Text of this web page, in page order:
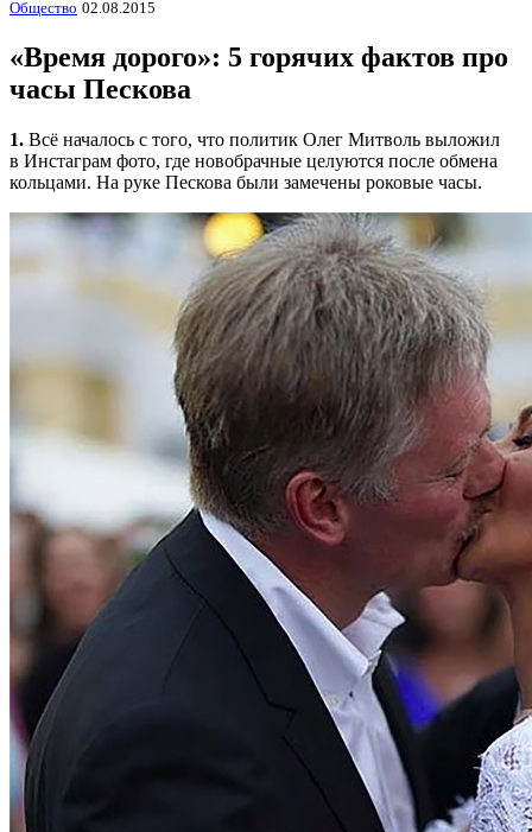
Общество 02.08.2015
«Время дорого»: 5 горячих фактов про
часы Пескова
1. Всё началось с того, что политик Олег Митволь выложил
в Инстаграм фото, где новобрачные целуются после обмена
кольцами. На руке Пескова были замечены роковые часы.